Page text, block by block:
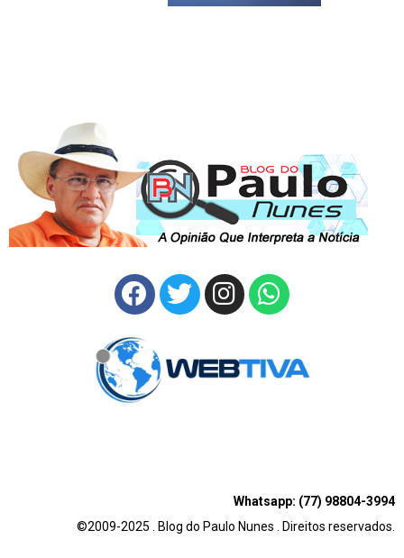
Whatsapp: (77) 98804-3994
©2009-2025 . Blog do Paulo Nunes . Direitos reservados.